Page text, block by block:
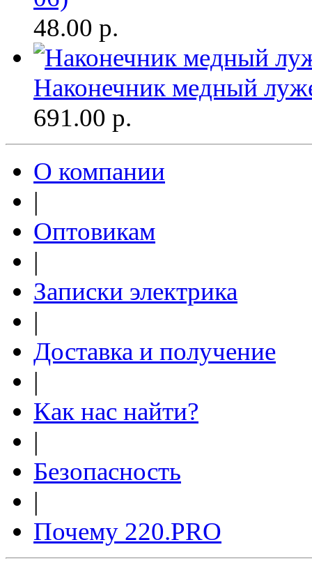
48.00 р.
Наконечник медный
691.00 р.
О компании
|
Оптовикам
|
Записки электрика
|
Доставка и получение
|
Как нас найти?
|
Безопасность
|
Почему 220.PRO